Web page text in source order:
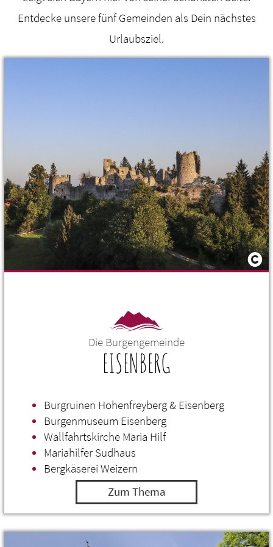
Entdecke unsere fünf Gemeinden als Dein nächstes
Urlaubsziel.
Die Burgengemeinde
EISENBERG
Burgruinen Hohenfreyberg & Eisenberg
Burgenmuseum Eisenberg
Wallfahrtskirche Maria Hilf
Mariahilfer Sudhaus
Bergkäserei Weizern
Zum Thema